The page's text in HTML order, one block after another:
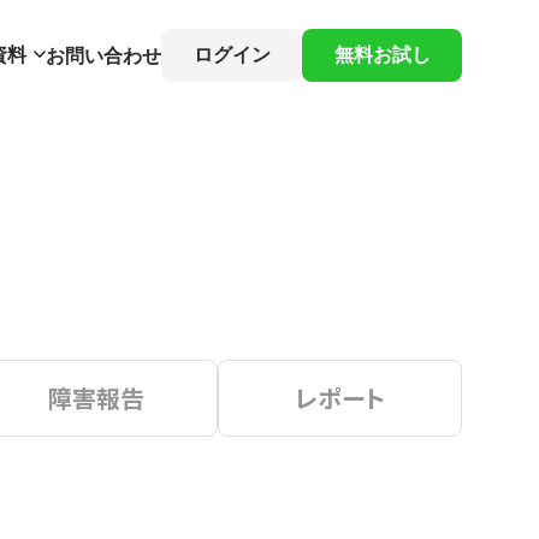
料 お問い合わせ ログイン 無料お試し
障害報告 レポート